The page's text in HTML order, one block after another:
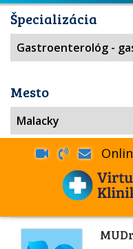
Špecializácia
Mesto